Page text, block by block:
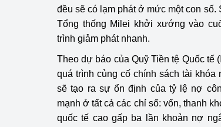
đều sẽ có lạm phát ở mức một con
Tổng thống Milei khởi xướng vào
trình giảm phát nhanh.
Theo dự báo của Quỹ Tiền tệ Quốc tế
quá trình củng cố chính sách tài
sẽ tạo ra sự ổn định của tỷ lệ nợ
mạnh ở tất cả các chỉ số: vốn, thanh
quốc tế cao gấp ba lần khoản nợ